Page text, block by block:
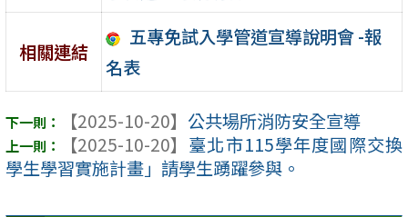
相關連結
五專免試入學管道宣導說明會 -報
名表
【2025-10-20】 公共場所消防安全宣導
【2025-10-20】 臺北市115學年度國際交換
學生學習實施計畫」請學生踴躍參與。